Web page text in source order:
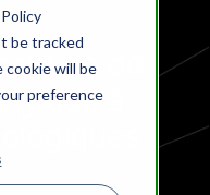
be tracked
cookie will be
preference
de
à